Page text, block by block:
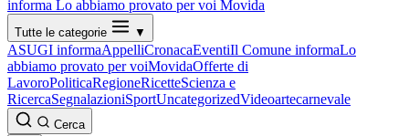
informa Lo abbiamo provato per voi Movida
Tutte le categorie ▼
ASUGI informaAppelliCronacaEventiIl Comune informaLo
abbiamo provato per voiMovidaOfferte di
LavoroPoliticaRegioneRicetteScienza e
RicercaSegnalazioniSportUncategorizedVideoartecarnevale
Cerca